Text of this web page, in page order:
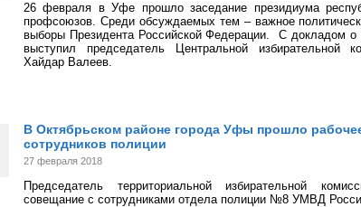
26 февраля в Уфе прошло заседание президиума
профсоюзов. Среди обсуждаемых тем – важное
выборы Президента Российской Федерации. С докладом о
выступил председатель Центральной избирательной
Хайдар Валеев.
В Октябрьском районе города Уфы прошло
сотрудников полиции
27 февраля 2018
Председатель территориальной избирательной
совещание с сотрудниками отдела полиции №8 УМВД